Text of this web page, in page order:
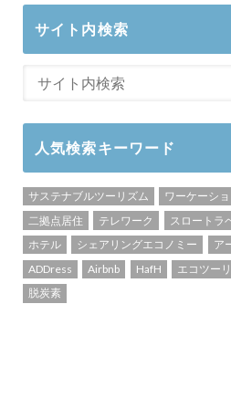
サイト内検索
人気検索キーワード
サステナブルツーリズム ワーケーシ
二拠点居住
テレワーク スロートラ
ホテル
シェアリングエコノミー ア
ADDress
Airbnb HafH エコツー
脱炭素